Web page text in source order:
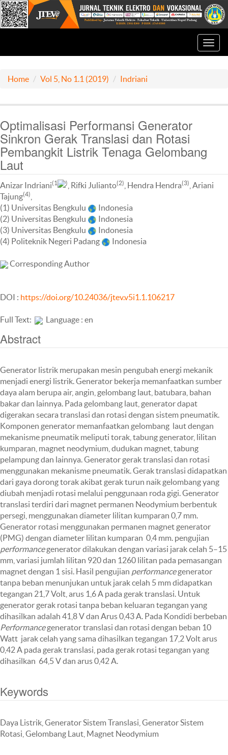
Home Vol 5, No 1.1 (2019) Indriani
Optimalisasi Performansi Generator
Sinkron Gerak Translasi dan Rotasi
Pembangkit Listrik Tenaga Gelombang
Laut
Anizar Indriani(1 ) , Rifki Julianto(2) , Hendra Hendra(3) , Ariani
Tajung(4)
(1) Universitas Bengkulu
Indonesia
(2) Universitas Bengkulu
Indonesia
(3) Universitas Bengkulu
Indonesia
(4) Politeknik Negeri Padang
Indonesia
Corresponding Author
DOI : https://doi.org/10.24036/jtev.v5i1.1.106217
Full Text: Language : en
Abstract
Generator listrik merupakan mesin pengubah energi mekanik
menjadi energi listrik. Generator bekerja memanfaatkan sumber
daya alam berupa air, angin, gelombang laut, batubara, bahan
bakar dan lainnya. Pada gelombang laut, generator dapat
digerakan secara translasi dan rotasi dengan sistem pneumatik.
Komponen generator memanfaatkan gelombang laut dengan
mekanisme pneumatik meliputi torak, tabung generator, lilitan
kumparan, magnet neodymium, dudukan magnet, tabung
pelampung dan lainnya. Generator gerak translasi dan rotasi
menggunakan mekanisme pneumatik. Gerak translasi didapatkan
dari gaya dorong torak akibat gerak turun naik gelombang yang
diubah menjadi rotasi melalui penggunaan roda gigi. Generator
translasi terdiri dari magnet permanen Neodymium berbentuk
persegi, menggunakan diameter lilitan kumparan 0,7 mm.
Generator rotasi menggunakan permanen magnet generator
(PMG) dengan diameter lilitan kumparan 0,4 mm. pengujian
performancegenerator dilakukan dengan variasi jarak celah 5–15
mm, variasi jumlah lilitan 920 dan 1260 lilitan pada pemasangan
magnet dengan 1 sisi. Hasil pengujian performancegenerator
tanpa beban menunjukan untuk jarak celah 5 mm didapatkan
tegangan 21,7 Volt, arus 1,6 A pada gerak translasi. Untuk
generator gerak rotasi tanpa beban keluaran tegangan yang
dihasilkan adalah 41,8 V dan Arus 0,43 A. Pada Kondidi berbeban
Performancegenerator translasi dan rotasi dengan beban 10
Watt jarak celah yang sama dihasilkan tegangan 17,2 Volt arus
0,42 A pada gerak translasi, pada gerak rotasi tegangan yang
dihasilkan 64,5 V dan arus 0,42 A.
Keywords
Daya Listrik, Generator Sistem Translasi, Generator Sistem
Rotasi, Gelombang Laut, Magnet Neodymium